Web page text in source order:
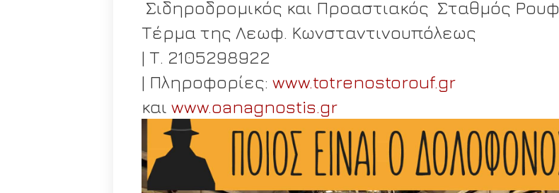
Σιδηροδρομικός και Προαστιακός Σταθμός Ρουφ,
Τέρμα της Λεωφ. Κωνσταντινουπόλεως
| Τ. 2105298922
| Πληροφορίες: www.totrenostorouf.gr
και www.oanagnostis.gr